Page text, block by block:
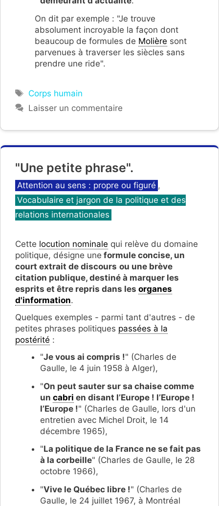
On dit par exemple : "Je trouve
absolument incroyable la façon dont
beaucoup de formules de Molière sont
parvenues à traverser les siècles sans
prendre une ride".
Étiquettes
Corps humain
Laisser un commentaire
"Une petite phrase".
Catégories
Attention au sens : propre ou figuré ,
Vocabulaire et jargon de la politique et des
relations internationales
Cette locution nominale qui relève du domaine
politique, désigne une formule concise, un
court extrait de discours ou une brève
citation publique, destiné à marquer les
esprits et être repris dans les organes
d'information.
Quelques exemples - parmi tant d'autres - de
petites phrases politiques passées à la
postérité :
"Je vous ai compris !" (Charles de
Gaulle, le 4 juin 1958 à Alger),
"On peut sauter sur sa chaise comme
un cabri en disant l’Europe ! l’Europe !
l’Europe !" (Charles de Gaulle, lors d'un
entretien avec Michel Droit, le 14
décembre 1965),
"La politique de la France ne se fait pas
à la corbeille" (Charles de Gaulle, le 28
octobre 1966),
"Vive le Québec libre !" (Charles de
Gaulle, le 24 juillet 1967, à Montréal